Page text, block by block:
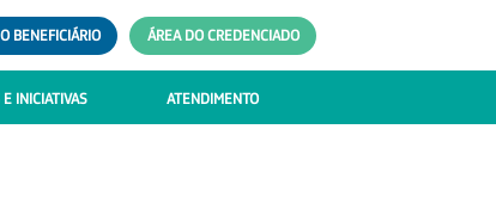
BENEFICIÁRIO ÁREA DO CREDENCIADO
INICIATIVAS ATENDIMENTO